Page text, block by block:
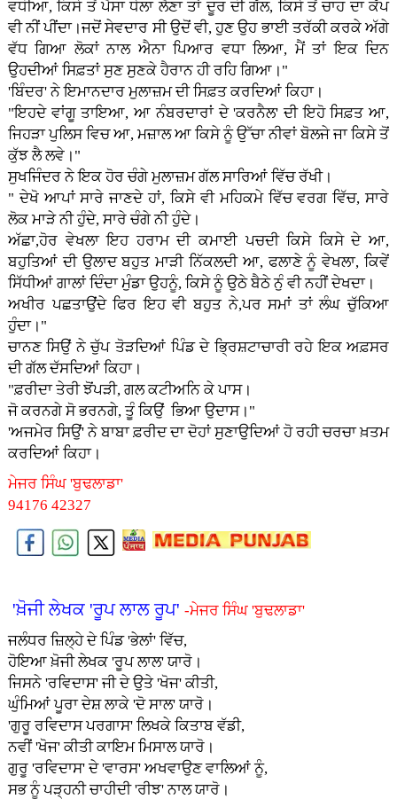
ਵਧੀਆ, ਕਿਸੇ ਤੋਂ ਪੈਸਾ ਧੇਲਾ ਲੈਣਾ ਤਾਂ ਦੂਰ ਦੀ ਗੱਲ, ਕਿਸੇ ਤੋਂ ਚਾਹ ਦਾ ਕੱਪ
ਵੀ ਨੀਂ ਪੀਂਦਾ।ਜਦੋਂ ਸੇਵਦਾਰ ਸੀ ਉਦੋਂ ਵੀ, ਹੁਣ ਉਹ ਭਾਈ ਤਰੱਕੀ ਕਰਕੇ ਅੱਗੇ
ਵੱਧ ਗਿਆ ਲੋਕਾਂ ਨਾਲ ਐਨਾ ਪਿਆਰ ਵਧਾ ਲਿਆ, ਮੈਂ ਤਾਂ ਇਕ ਦਿਨ
ਉਹਦੀਆਂ ਸਿਫ਼ਤਾਂ ਸੁਣ ਸੁਣਕੇ ਹੈਰਾਨ ਹੀ ਰਹਿ ਗਿਆ।"
'ਬਿੰਦਰ' ਨੇ ਇਮਾਨਦਾਰ ਮੁਲਾਜ਼ਮ ਦੀ ਸਿਫ਼ਤ ਕਰਦਿਆਂ ਕਿਹਾ।
"ਇਹਦੇ ਵਾਂਗੂ ਤਾਇਆ, ਆ ਨੰਬਰਦਾਰਾਂ ਦੇ 'ਕਰਨੈਲ' ਦੀ ਇਹੋ ਸਿਫ਼ਤ ਆ,
ਜਿਹੜਾ ਪੁਲਿਸ ਵਿਚ ਆ, ਮਜ਼ਾਲ ਆ ਕਿਸੇ ਨੂੰ ਉੱਚਾ ਨੀਵਾਂ ਬੋਲਜੇ ਜਾ ਕਿਸੇ ਤੋਂ
ਕੁੱਝ ਲੈ ਲਵੇ।"
ਸੁਖਜਿੰਦਰ ਨੇ ਇਕ ਹੋਰ ਚੰਗੇ ਮੁਲਾਜ਼ਮ ਗੱਲ ਸਾਰਿਆਂ ਵਿੱਚ ਰੱਖੀ।
" ਦੇਖੋ ਆਪਾਂ ਸਾਰੇ ਜਾਣਦੇ ਹਾਂ, ਕਿਸੇ ਵੀ ਮਹਿਕਮੇ ਵਿੱਚ ਵਰਗ ਵਿੱਚ, ਸਾਰੇ
ਲੋਕ ਮਾੜੇ ਨੀ ਹੁੰਦੇ, ਸਾਰੇ ਚੰਗੇ ਨੀ ਹੁੰਦੇ।
ਅੱਛਾ,ਹੋਰ ਵੇਖਲਾ ਇਹ ਹਰਾਮ ਦੀ ਕਮਾਈ ਪਚਦੀ ਕਿਸੇ ਕਿਸੇ ਦੇ ਆ,
ਬਹੁਤਿਆਂ ਦੀ ਉਲਾਦ ਬਹੁਤ ਮਾੜੀ ਨਿੱਕਲਦੀ ਆ, ਫਲਾਣੇ ਨੂੰ ਵੇਖਲਾ, ਕਿਵੇਂ
ਸਿੱਧੀਆਂ ਗਾਲਾਂ ਦਿੰਦਾ ਮੁੰਡਾ ਉਹਨੂੰ, ਕਿਸੇ ਨੂੰ ਉਠੇ ਬੈਠੇ ਨੁੰ ਵੀ ਨਹੀਂ ਦੇਖਦਾ।
ਅਖੀਰ ਪਛਤਾਉਂਦੇ ਫਿਰ ਇਹ ਵੀ ਬਹੁਤ ਨੇ,ਪਰ ਸਮਾਂ ਤਾਂ ਲੰਘ ਚੁੱਕਿਆ
ਹੁੰਦਾ।"
ਚਾਨਣ ਸਿਉਂ ਨੇ ਚੁੱਪ ਤੋੜਦਿਆਂ ਪਿੰਡ ਦੇ ਭ੍ਰਿਸ਼ਟਾਚਾਰੀ ਰਹੇ ਇਕ ਅਫ਼ਸਰ
ਦੀ ਗੱਲ ਦੱਸਦਿਆਂ ਕਿਹਾ।
"ਫ਼ਰੀਦਾ ਤੇਰੀ ਝੋਂਪੜੀ, ਗਲ ਕਟੀਅਨਿ ਕੇ ਪਾਸ।
ਜੋ ਕਰਨਗੇ ਸੋ ਭਰਨਗੇ, ਤੂੰ ਕਿਉਂ ਭਿਆ ਉਦਾਸ।"
'ਅਜਮੇਰ ਸਿਉਂ' ਨੇ ਬਾਬਾ ਫ਼ਰੀਦ ਦਾ ਦੋਹਾਂ ਸੁਣਾਉਦਿਆਂ ਹੋ ਰਹੀ ਚਰਚਾ ਖ਼ਤਮ
ਕਰਦਿਆਂ ਕਿਹਾ।
ਮੇਜਰ ਸਿੰਘ 'ਬੁਢਲਾਡਾ'
94176 42327
'ਖ਼ੋਜੀ ਲੇਖਕ 'ਰੂਪ ਲਾਲ ਰੂਪ' -ਮੇਜਰ ਸਿੰਘ 'ਬੁਢਲਾਡਾ'
ਜਲੰਧਰ ਜ਼ਿਲ੍ਹੇ ਦੇ ਪਿੰਡ 'ਭੇਲਾਂ' ਵਿੱਚ,
ਹੋਇਆ ਖ਼ੋਜੀ ਲੇਖਕ 'ਰੂਪ ਲਾਲ' ਯਾਰੋ।
ਜਿਸਨੇ 'ਰਵਿਦਾਸ' ਜੀ ਦੇ ਉਤੇ 'ਖੋਜ' ਕੀਤੀ,
ਘੁੰਮਿਆਂ ਪੂਰਾ ਦੇਸ਼ ਲਾਕੇ 'ਦੋ ਸਾਲ' ਯਾਰੋ।
'ਗੁਰੂ ਰਵਿਦਾਸ ਪਰਗਾਸ' ਲਿਖਕੇ ਕਿਤਾਬ ਵੱਡੀ,
ਨਵੀਂ 'ਖੋਜ' ਕੀਤੀ ਕਾਇਮ ਮਿਸਾਲ ਯਾਰੋ।
ਗੁਰੂ 'ਰਵਿਦਾਸ' ਦੇ 'ਵਾਰਸ' ਅਖਵਾਉਣ ਵਾਲਿਆਂ ਨੂੰ,
ਸਭ ਨੂੰ ਪੜ੍ਹਨੀ ਚਾਹੀਦੀ 'ਰੀਝ' ਨਾਲ ਯਾਰੋ।